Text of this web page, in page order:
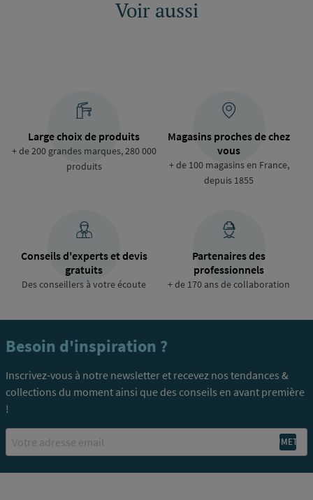
Voir aussi
Large choix de produits
+ de 200 grandes marques, 280 000
produits
Magasins proches de chez
vous
+ de 100 magasins en France,
depuis 1855
Conseils d'experts et devis
gratuits
Des conseillers à votre écoute
Partenaires des
professionnels
+ de 170 ans de collaboration
Besoin d'inspiration ?
Inscrivez-vous à notre newsletter et recevez nos tendances &
collections du moment ainsi que des conseils en avant première
!
Email